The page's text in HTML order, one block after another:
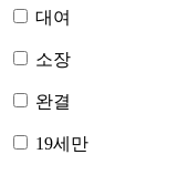
대여
소장
완결
19세만